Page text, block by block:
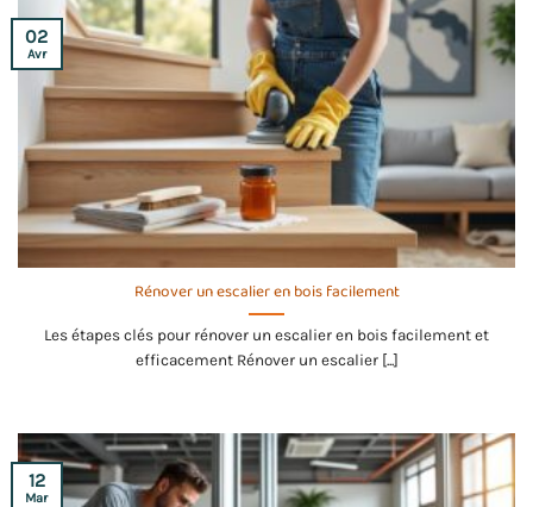
Rénover un escalier en bois facilement
Les étapes clés pour rénover un escalier en bois facilement et
efficacement Rénover un escalier [...]
02
Avr
12
Mar